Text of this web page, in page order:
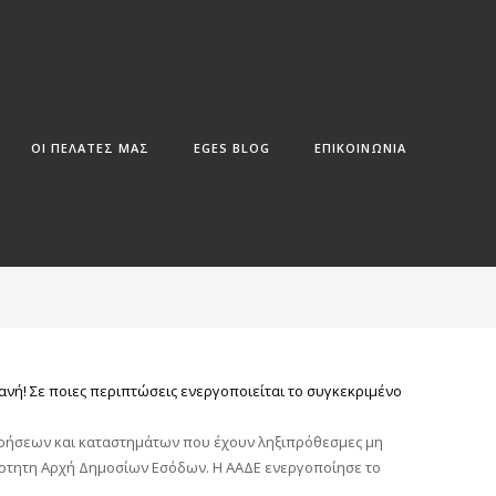
ΟΙ ΠΕΛΑΤΕΣ ΜΑΣ EGES BLOG ΕΠΙΚΟΙΝΩΝΙΑ
Σε ποιες περιπτώσεις ενεργοποιείται το συγκεκριμένο
και καταστημάτων που έχουν ληξιπρόθεσμες μη
Αρχή Δημοσίων Εσόδων. Η ΑΑΔΕ ενεργοποίησε το